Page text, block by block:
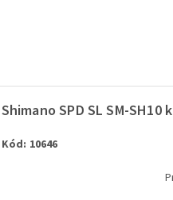
Shimano SPD SL SM-
Kód: 10646